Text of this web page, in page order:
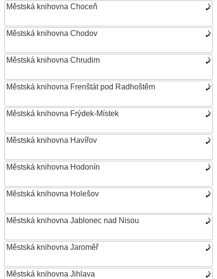
Městská knihovna Choceň
Městská knihovna Chodov
Městská knihovna Chrudim
Městská knihovna Frenštát pod Radhoštěm
Městská knihovna Frýdek-Místek
Městská knihovna Havířov
Městská knihovna Hodonín
Městská knihovna Holešov
Městská knihovna Jablonec nad Nisou
Městská knihovna Jaroměř
Městská knihovna Jihlava